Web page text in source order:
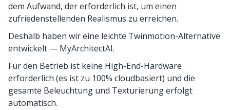
dem Aufwand, der erforderlich ist, um einen
zufriedenstellenden Realismus zu erreichen.
Deshalb haben wir eine leichte Twinmotion-Alternative
entwickelt — MyArchitectAI.
Für den Betrieb ist keine High-End-Hardware
erforderlich (es ist zu 100% cloudbasiert) und die
gesamte Beleuchtung und Texturierung erfolgt
automatisch.